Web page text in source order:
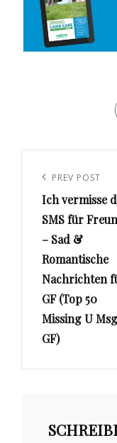
Navigation
Previous
Post
PREV POST
Ich vermisse
SMS für
– Sad &
Romantische
Nachrichten
GF (Top 50
Missing U
GF)